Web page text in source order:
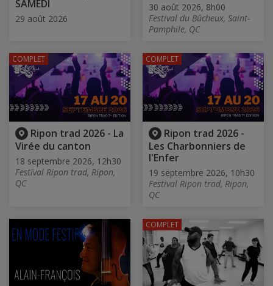
SAMEDI
29 août 2026
30 août 2026, 8h00
Festival du Bûcheux, Saint-
Pamphile, QC
Ripon trad 2026 - La
Virée du canton
18 septembre 2026, 12h30
Festival Ripon trad, Ripon,
QC
COMPLET
Ripon trad 2026 -
Les Charbonniers de
l'Enfer
19 septembre 2026, 10h30
Festival Ripon trad, Ripon,
QC
COMPLET
COMPLET